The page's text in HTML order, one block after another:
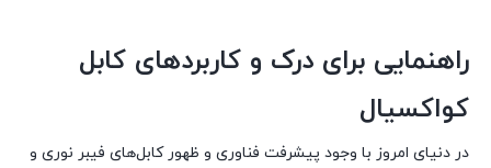
راهنمایی برای درک و کاربردهای کابل
کواکسیال
در دنیای امروز با وجود پیشرفت فناوری و ظهور کابل‌های فیبر نوری و